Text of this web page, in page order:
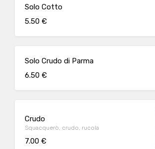
Solo Cotto
5.50 €
Solo Crudo di Parma
6.50 €
Crudo
Squacquerò, crudo, rucola
7.00 €